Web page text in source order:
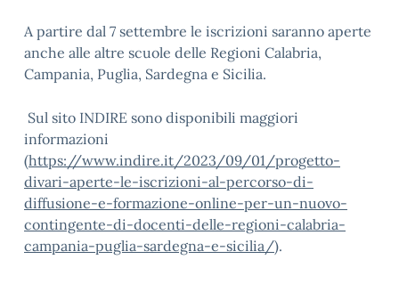
A partire dal 7 settembre le iscrizioni saranno aperte
anche alle altre scuole delle Regioni Calabria,
Campania, Puglia, Sardegna e Sicilia.
Sul sito INDIRE sono disponibili maggiori
informazioni
(https://www.indire.it/2023/09/01/progetto-
divari-aperte-le-iscrizioni-al-percorso-di-
diffusione-e-formazione-online-per-un-nuovo-
contingente-di-docenti-delle-regioni-calabria-
campania-puglia-sardegna-e-sicilia/).